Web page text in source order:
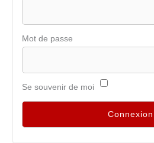
Mot de passe
Se souvenir de moi